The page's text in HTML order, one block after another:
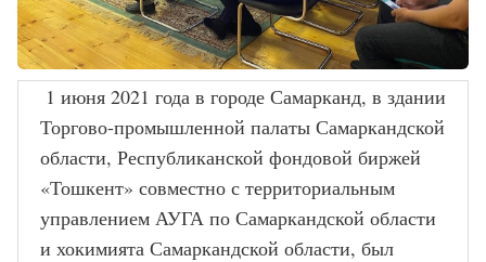
Торгово-промышленной палаты Самаркандской
области, Республиканской фондовой биржей
«Тошкент» совместно с территориальным
управлением АУГА по Самаркандской области
и хокимията Самаркандской области, был